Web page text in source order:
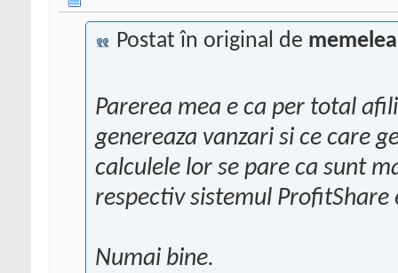
Postat în original de memelea
Parerea mea e ca per total
genereaza vanzari si ce care
calculele lor se pare ca sunt
respectiv sistemul ProfitShare
Numai bine.